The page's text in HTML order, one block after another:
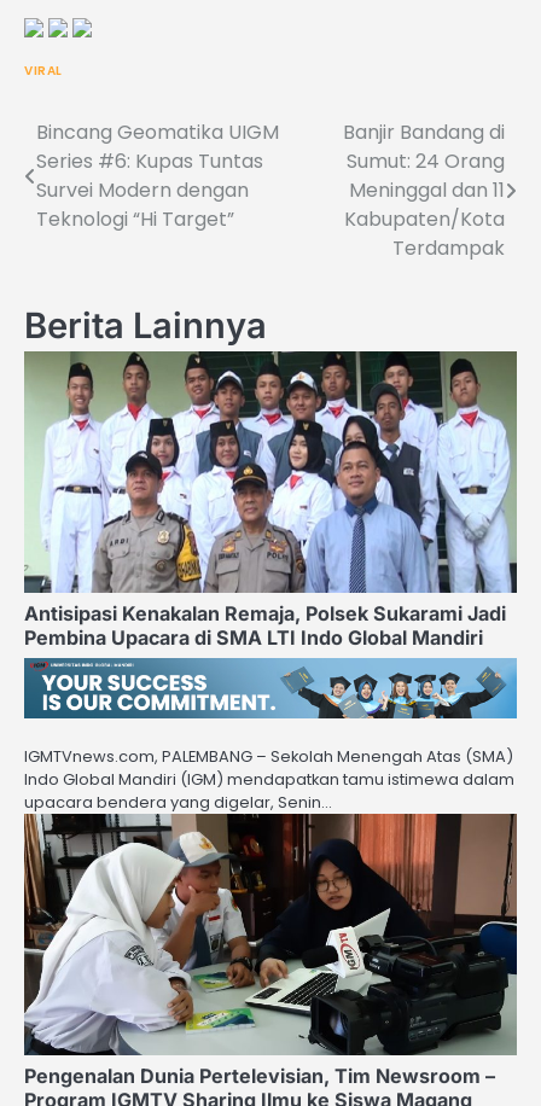
VIRAL
Post
navigation
Bincang Geomatika UIGM
Series #6: Kupas Tuntas
Survei Modern dengan
Teknologi “Hi Target”
Banjir Bandang di
Sumut: 24 Orang
Meninggal dan 11
Kabupaten/Kota
Terdampak
Berita Lainnya
Antisipasi Kenakalan Remaja, Polsek Sukarami Jadi
Pembina Upacara di SMA LTI Indo Global Mandiri
IGMTVnews.com, PALEMBANG – Sekolah Menengah Atas (SMA)
Indo Global Mandiri (IGM) mendapatkan tamu istimewa dalam
upacara bendera yang digelar, Senin…
Pengenalan Dunia Pertelevisian, Tim Newsroom –
Program IGMTV Sharing Ilmu ke Siswa Magang